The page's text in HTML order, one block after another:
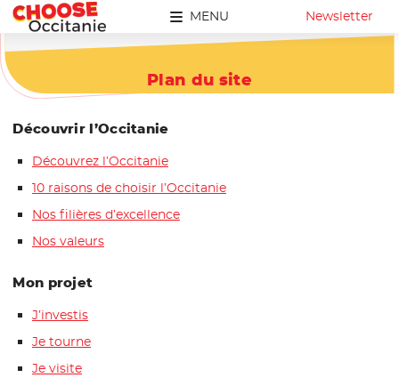
MENU Newsletter
Plan du site
Découvrir l’Occitanie
Découvrez l’Occitanie
10 raisons de choisir l’Occitanie
Nos filières d’excellence
Nos valeurs
Mon projet
J’investis
Je tourne
Je visite